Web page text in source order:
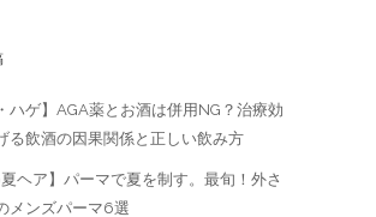
ハゲ】AGA薬とお酒は併用NG？治療効
る飲酒の因果関係と正しい飲み方
夏ヘア】パーマで夏を制す。最旬！外さ
メンズパーマ6選